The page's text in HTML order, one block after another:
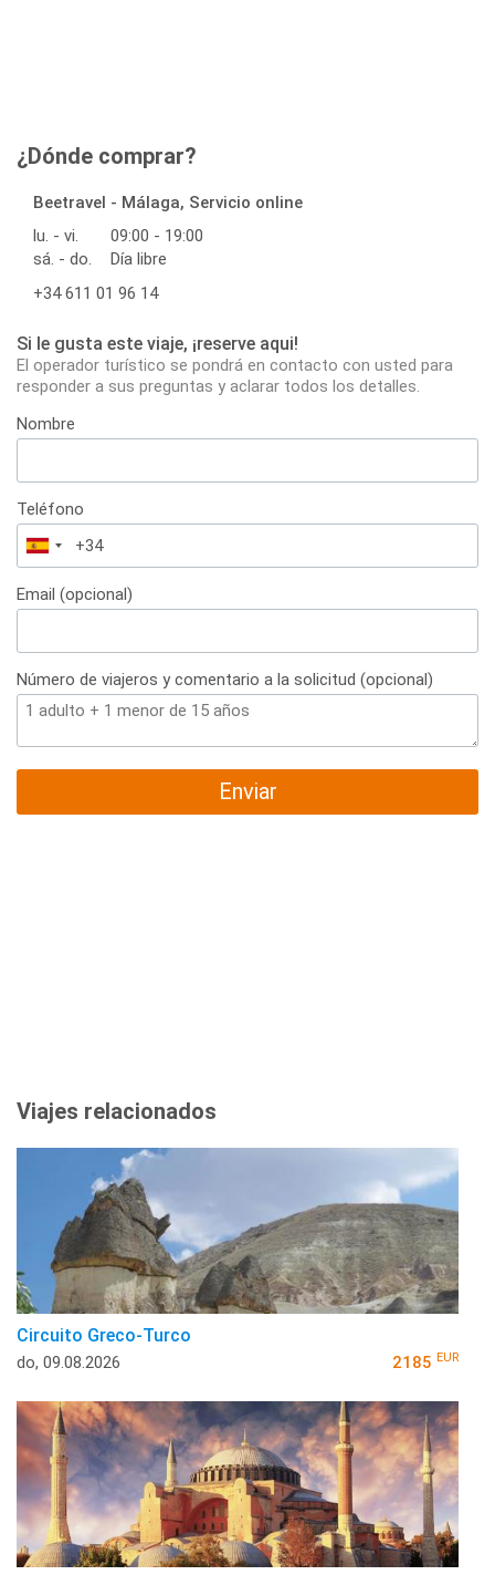
¿Dónde comprar?
Beetravel - Málaga, Servicio online
lu. - vi.
09:00 - 19:00
sá. - do.
Día libre
+34 611 01 96 14
Si le gusta este viaje, ¡reserve aqui!
El operador turístico se pondrá en contacto con usted para
responder a sus preguntas y aclarar todos los detalles.
Nombre
Teléfono
España
+34
Email (opcional)
Número de viajeros y comentario a la solicitud (opcional)
Enviar
Viajes relacionados
Circuito Greco-Turco
do, 09.08.2026 2185 EUR